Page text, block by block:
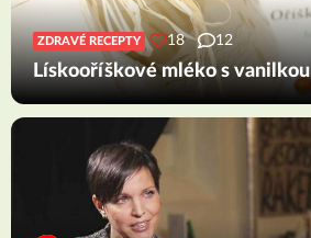
ZDRAVÉ RECEPTY 18 12
Lískooříškové mléko s vanilkou